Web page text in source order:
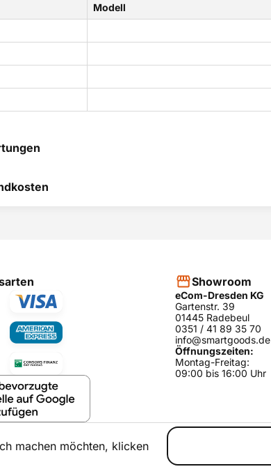
Modell
hilft uns, uns ständig zu
Showroom
eCom-Dresden KG
Gartenstr. 39
01445 Radebeul
0351 / 41 89 35 70
info@smartgoods.de
Öffnungszeiten:
Montag-Freitag:
09:00 bis 16:00 Uhr
machen möchten, klicken